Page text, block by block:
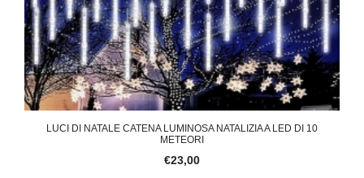
LUCI DI NATALE CATENA LUMINOSA NATALIZIA A LED DI 10
METEORI
€23,00